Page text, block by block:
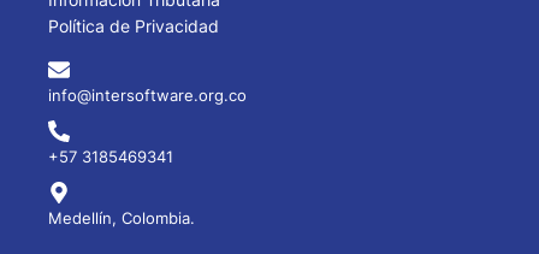
Política de Privacidad
info@intersoftware.org.co
+57 3185469341
Medellín, Colombia.